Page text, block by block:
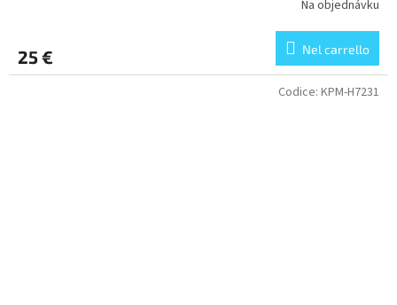
Na objednávku
25 € Nel carrello
Codice: KPM-H7231